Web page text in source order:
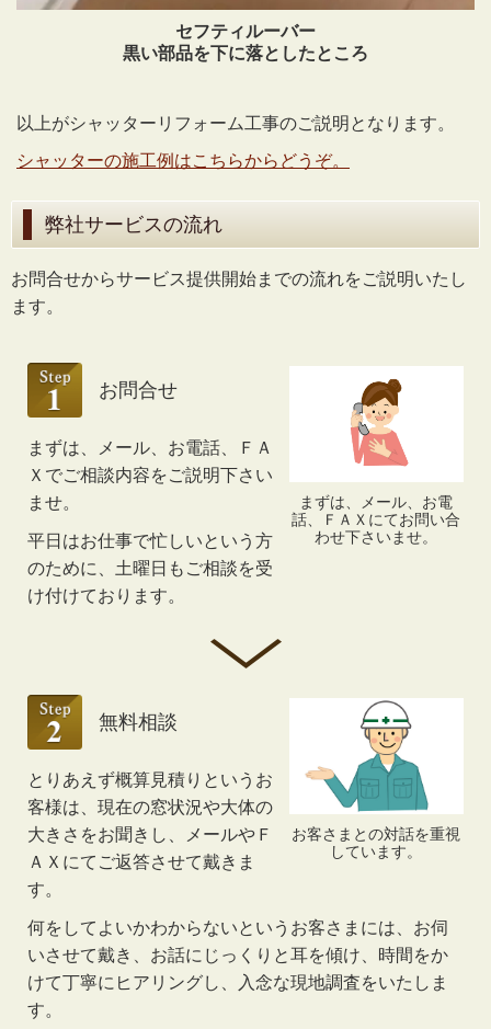
セフティルーバー
黒い部品を下に落としたところ
以上がシャッターリフォーム工事のご説明となります。
シャッターの施工例はこちらからどうぞ。
弊社サービスの流れ
お問合せからサービス提供開始までの流れをご説明いたし
ます。
まずは、メール、お電
話、ＦＡＸにてお問い合
わせ下さいませ。
お問合せ
まずは、メール、お電話、ＦＡ
Ｘでご相談内容をご説明下さい
ませ。
平日はお仕事で忙しいという方
のために、土曜日もご相談を受
け付けております。
お客さまとの対話を重視
しています。
無料相談
とりあえず概算見積りというお
客様は、現在の窓状況や大体の
大きさをお聞きし、メールやＦ
ＡＸにてご返答させて戴きま
す。
何をしてよいかわからないというお客さまには、お伺
いさせて戴き、お話にじっくりと耳を傾け、時間をか
けて丁寧にヒアリングし、入念な現地調査をいたしま
す。